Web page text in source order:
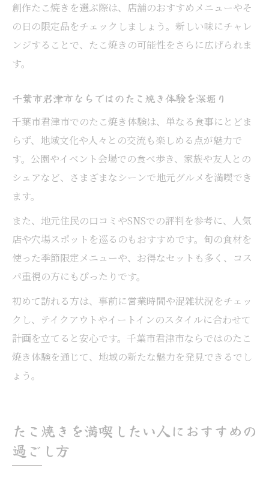
創作たこ焼きを選ぶ際は、店舗のおすすめメニューやそ
の日の限定品をチェックしましょう。新しい味にチャレ
ンジすることで、たこ焼きの可能性をさらに広げられま
す。
千葉市君津市ならではのたこ焼き体験を深堀り
千葉市君津市でのたこ焼き体験は、単なる食事にとどま
らず、地域文化や人々との交流も楽しめる点が魅力で
す。公園やイベント会場での食べ歩き、家族や友人との
シェアなど、さまざまなシーンで地元グルメを満喫でき
ます。
また、地元住民の口コミやSNSでの評判を参考に、人気
店や穴場スポットを巡るのもおすすめです。旬の食材を
使った季節限定メニューや、お得なセットも多く、コス
パ重視の方にもぴったりです。
初めて訪れる方は、事前に営業時間や混雑状況をチェッ
クし、テイクアウトやイートインのスタイルに合わせて
計画を立てると安心です。千葉市君津市ならではのたこ
焼き体験を通じて、地域の新たな魅力を発見できるでし
ょう。
たこ焼きを満喫したい人におすすめの
過ごし方